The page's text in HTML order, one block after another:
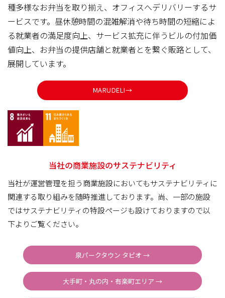
種多様なお弁当を取り揃え、オフィスへデリバリーするサ
ービスです。昼休憩時間の混雑解消や待ち時間の短縮によ
る就業者の満足度向上、サービス拡充に伴うビルの付加価
値向上、お弁当の提供店舗と就業者とを繋ぐ販路として、
展開しています。
MARUDELI→
当社の商業施設のサステナビリティ
当社が運営管理を担う商業施設においてもサステナビリティに
関連する取り組みを随時推進しております。尚、一部の施設
ではサステナビリティの特設ページも設けておりますので以
下よりご覧ください。
泉パークタウン タピオ →
大手町・丸の内・有楽町エリア →